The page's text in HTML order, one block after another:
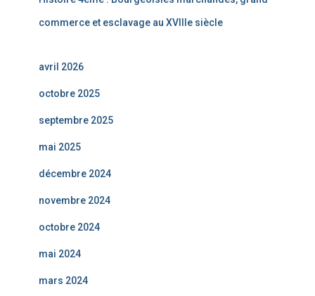
commerce et esclavage au XVIIIe siècle
avril 2026
octobre 2025
septembre 2025
mai 2025
décembre 2024
novembre 2024
octobre 2024
mai 2024
mars 2024